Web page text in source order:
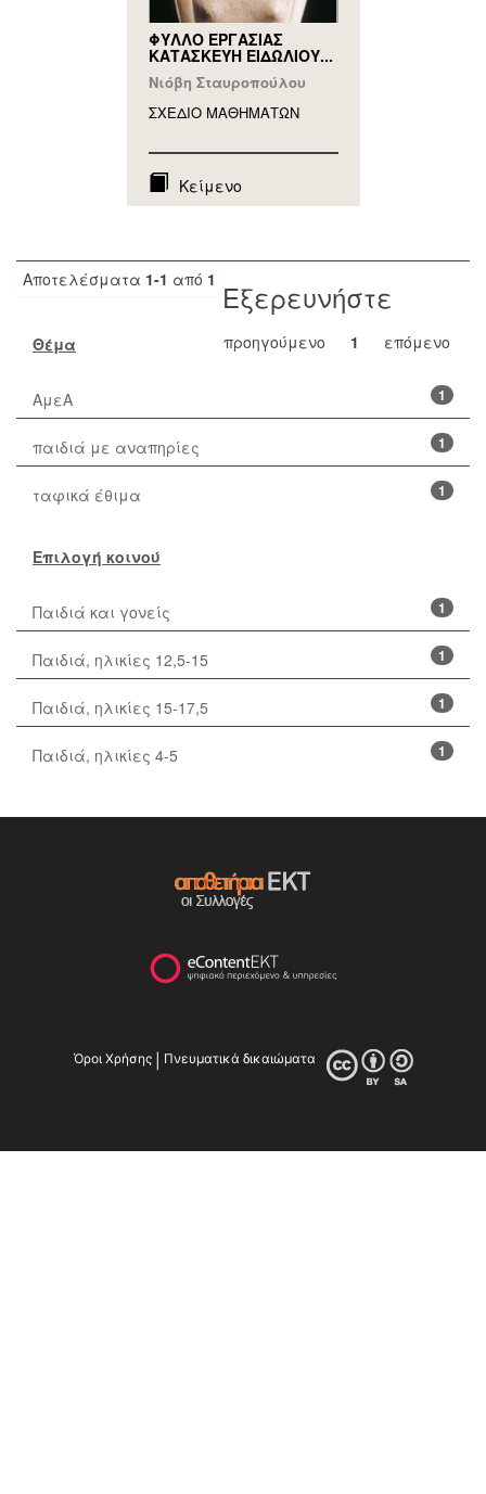
ΦΥΛΛΟ ΕΡΓΑΣΙΑΣ
ΚΑΤΑΣΚΕΥΗ ΕΙΔΩΛΙΟΥ...
Νιόβη Σταυροπούλου
ΣΧΕΔΙΟ ΜΑΘΗΜAΤΩΝ
Κείμενο
Αποτελέσματα 1-1 από 1
προηγούμενο 1 επόμενο
Εξερευνήστε
Θέμα
1
ΑμεΑ
1
παιδιά με αναπηρίες
1
ταφικά έθιμα
Επιλογή κοινού
1
Παιδιά και γονείς
1
Παιδιά, ηλικίες 12,5-15
1
Παιδιά, ηλικίες 15-17,5
1
Παιδιά, ηλικίες 4-5